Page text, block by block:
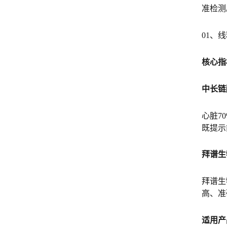
准检
01、
核心
中长
心脏
既提
拜谱
拜谱
高、
适用